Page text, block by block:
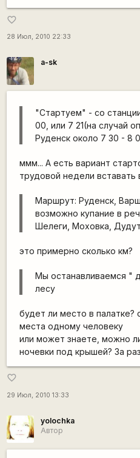
favorite_border
28 Июл, 2010 22:33
a-sk
"Стартуем" - со
00, или 7 21(на случай
Руденск около 7 30 - 8
ммм... А есть вариант
трудовой недели вставать
Маршрут: Руденск,
возможно купание в
Шелеги, Моховка,
это примерно сколько км?
Мы останавливаемся "
лесу
будет ли место в палатке?
места одному человеку
или может знаете, можно
ночевки под крышей? За
favorite_border
29 Июл, 2010 13:33
yolochka
Автор